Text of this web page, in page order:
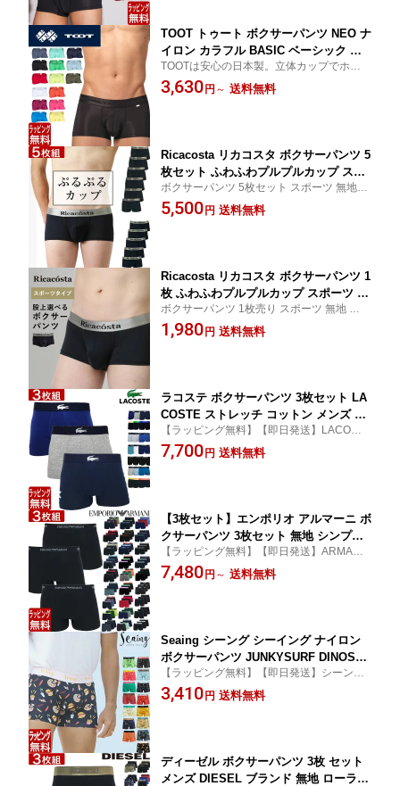
TOOT トゥート ボクサーパンツ NEO ナ
イロン カラフル BASIC ベーシック 無
地 定番 メンズ ブランド 下着 パンツ イ
ンナー ローライズ ボクサーパンツ プレ
TOOTは安心の日本製。立体カップでホール
ド感抜群です。異次元の履き心地をお試し
ください。ナイロン素材で伸縮性と耐久性
3,630 円 ～ 送料無料
Ricacosta リカコスタ ボクサーパンツ 5
枚セット ふわふわプルプルカップ スポ
ーツ 無地 シンプル メンズ ブランド 福
袋 下着 パンツ インナー ローライズ ギ
ボクサーパンツ 5枚セット スポーツ 無地 シ
ンプル メンズ ブランド 福袋 下着 パンツ イ
ンナー ローライズ ギフト プレゼント 男性
5,500 円 送料無料
Ricacosta リカコスタ ボクサーパンツ 1
枚 ふわふわプルプルカップ スポーツ 無
地 シンプル メンズ ブランド 下着 パン
ツ インナー ローライズ ギフト プレゼ
ボクサーパンツ 1枚売り スポーツ 無地 シン
プル メンズ ブランド 福袋 下着 パンツ イン
ナー ローライズ ギフト プレゼント 男性 も
1,980 円 送料無料
ラコステ ボクサーパンツ 3枚セット LA
COSTE ストレッチ コットン メンズ ブ
ランド 下着 パンツ インナー 3パック プ
レゼント ギフト ラッピング 無料 彼氏
【ラッピング無料】【即日発送】LACOSTE
ラコステ ボクサーパンツ メンズ オシャレ 3
枚組
7,700 円 送料無料
【3枚セット】エンポリオ アルマーニ ボ
クサーパンツ 3枚セット 無地 シンプル
コットン EMPORIO ARMANI メンズ ブ
ランド 下着 パンツ インナー エンポリ
【ラッピング無料】【即日発送】ARMANI
アルマーニ ボクサーパンツ メンズ オシャ
レ
7,480 円 ～ 送料無料
Seaing シーング シーイング ナイロン
ボクサーパンツ JUNKYSURF DINOSAU
R WONDERLAND メンズ ブランド SEA
ING 下着 パンツ インナー プレゼント
【ラッピング無料】【即日発送】シーング
SEAING シーイング ボクサーパンツ メンズ
おしゃれ シーング
3,410 円 送料無料
ディーゼル ボクサーパンツ 3枚 セット
メンズ DIESEL ブランド 無地 ローライ